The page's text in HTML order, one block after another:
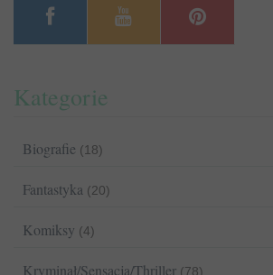
Kategorie
Biografie (18)
Fantastyka (20)
Komiksy (4)
Kryminał/Sensacja/Thriller (78)